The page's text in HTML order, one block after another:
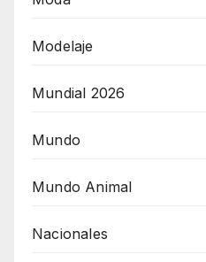
Modelaje
Mundial 2026
Mundo
Mundo Animal
Nacionales